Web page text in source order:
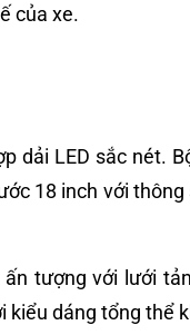
của xe.
dải LED sắc nét.
18 inch với
tượng với lưới
dáng tổng thể